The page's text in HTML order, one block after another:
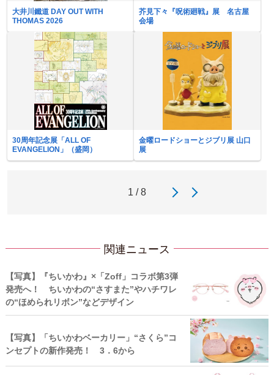
大井川鐵道 DAY OUT WITH
THOMAS 2026
芥見下々『呪術廻戦』展 名古屋
会場
30周年記念展「ALL OF
EVANGELION」（盛岡）
金曜ロードショーとジブリ展 山口
展
1 / 8
関連ニュース
【写真】『ちいかわ』×「Zoff」コラボ第3弾
発売へ！ ちいかわの“さすまた”やハチワレ
の“ほめられリボン”などデザイン
【写真】「ちいかわベーカリー」“さくら”コ
ンセプトの新作発売！ 3．6から